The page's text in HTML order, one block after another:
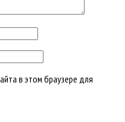
в этом браузере для